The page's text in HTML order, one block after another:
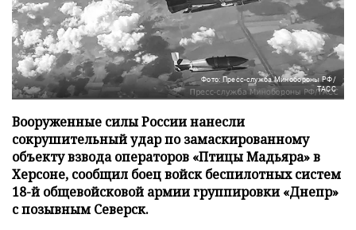
Фото: Пресс-служба Минобороны РФ/
ТАСС
Вооруженные силы России нанесли
сокрушительный удар по замаскированному
объекту взвода операторов «Птицы Мадьяра» в
Херсоне, сообщил боец войск беспилотных систем
18-й общевойсковой армии группировки «Днепр»
с позывным Северск.